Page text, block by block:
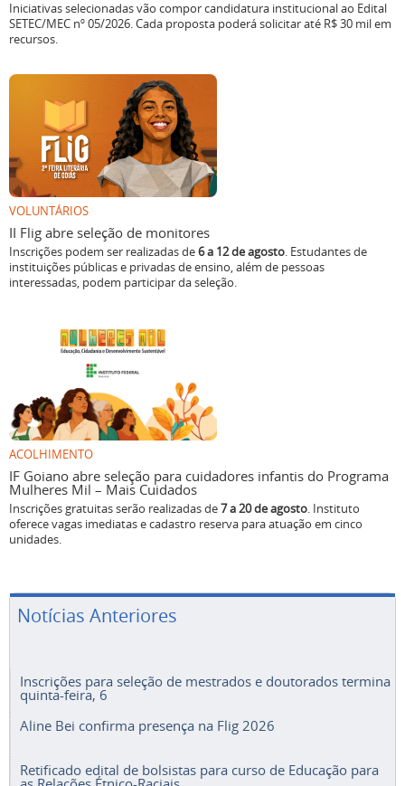
Iniciativas selecionadas vão compor candidatura institucional ao Edital
SETEC/MEC nº 05/2026. Cada proposta poderá solicitar até R$ 30 mil em
recursos.
VOLUNTÁRIOS
II Flig abre seleção de monitores
Inscrições podem ser realizadas de6 a 12 de agosto. Estudantes de
instituições públicas e privadas de ensino, além de pessoas
interessadas, podem participar da seleção.
ACOLHIMENTO
IF Goiano abre seleção para cuidadores infantis do Programa
Mulheres Mil – Mais Cuidados
Inscrições gratuitas serão realizadas de7 a 20 de agosto. Instituto
oferece vagas imediatas e cadastro reserva para atuação em cinco
unidades.
Notícias Anteriores
Inscrições para seleção de mestrados e doutorados termina
quinta-feira, 6
Aline Bei confirma presença na Flig 2026
Retificado edital de bolsistas para curso de Educação para